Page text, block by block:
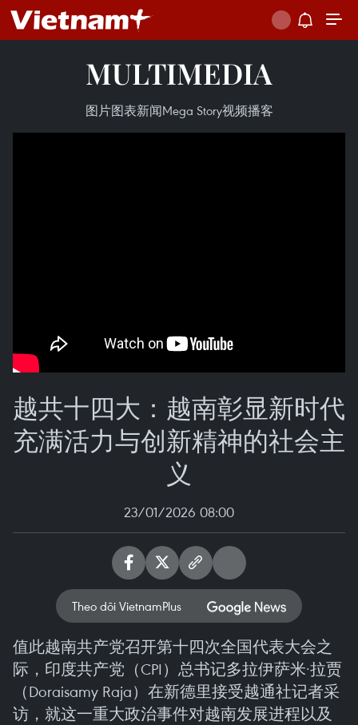
MULTIMEDIA
图片图表新闻Mega Story视频播客
越共十四大：越南彰显新时代
充满活力与创新精神的社会主
义
23/01/2026 08:00
Theo dõi VietnamPlus
值此越南共产党召开第十四次全国代表大会之
际，印度共产党（CPI）总书记多拉伊萨米·拉贾
（Doraisamy Raja）在新德里接受越通社记者采
访，就这一重大政治事件对越南发展进程以及